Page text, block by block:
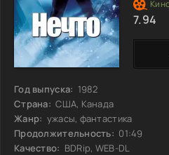
Год выпуска: 1982
Страна: США, Канада
Жанр: ужасы, фантастика
Продолжительность: 01:49
Качество: BDRip, WEB-DL
7.94